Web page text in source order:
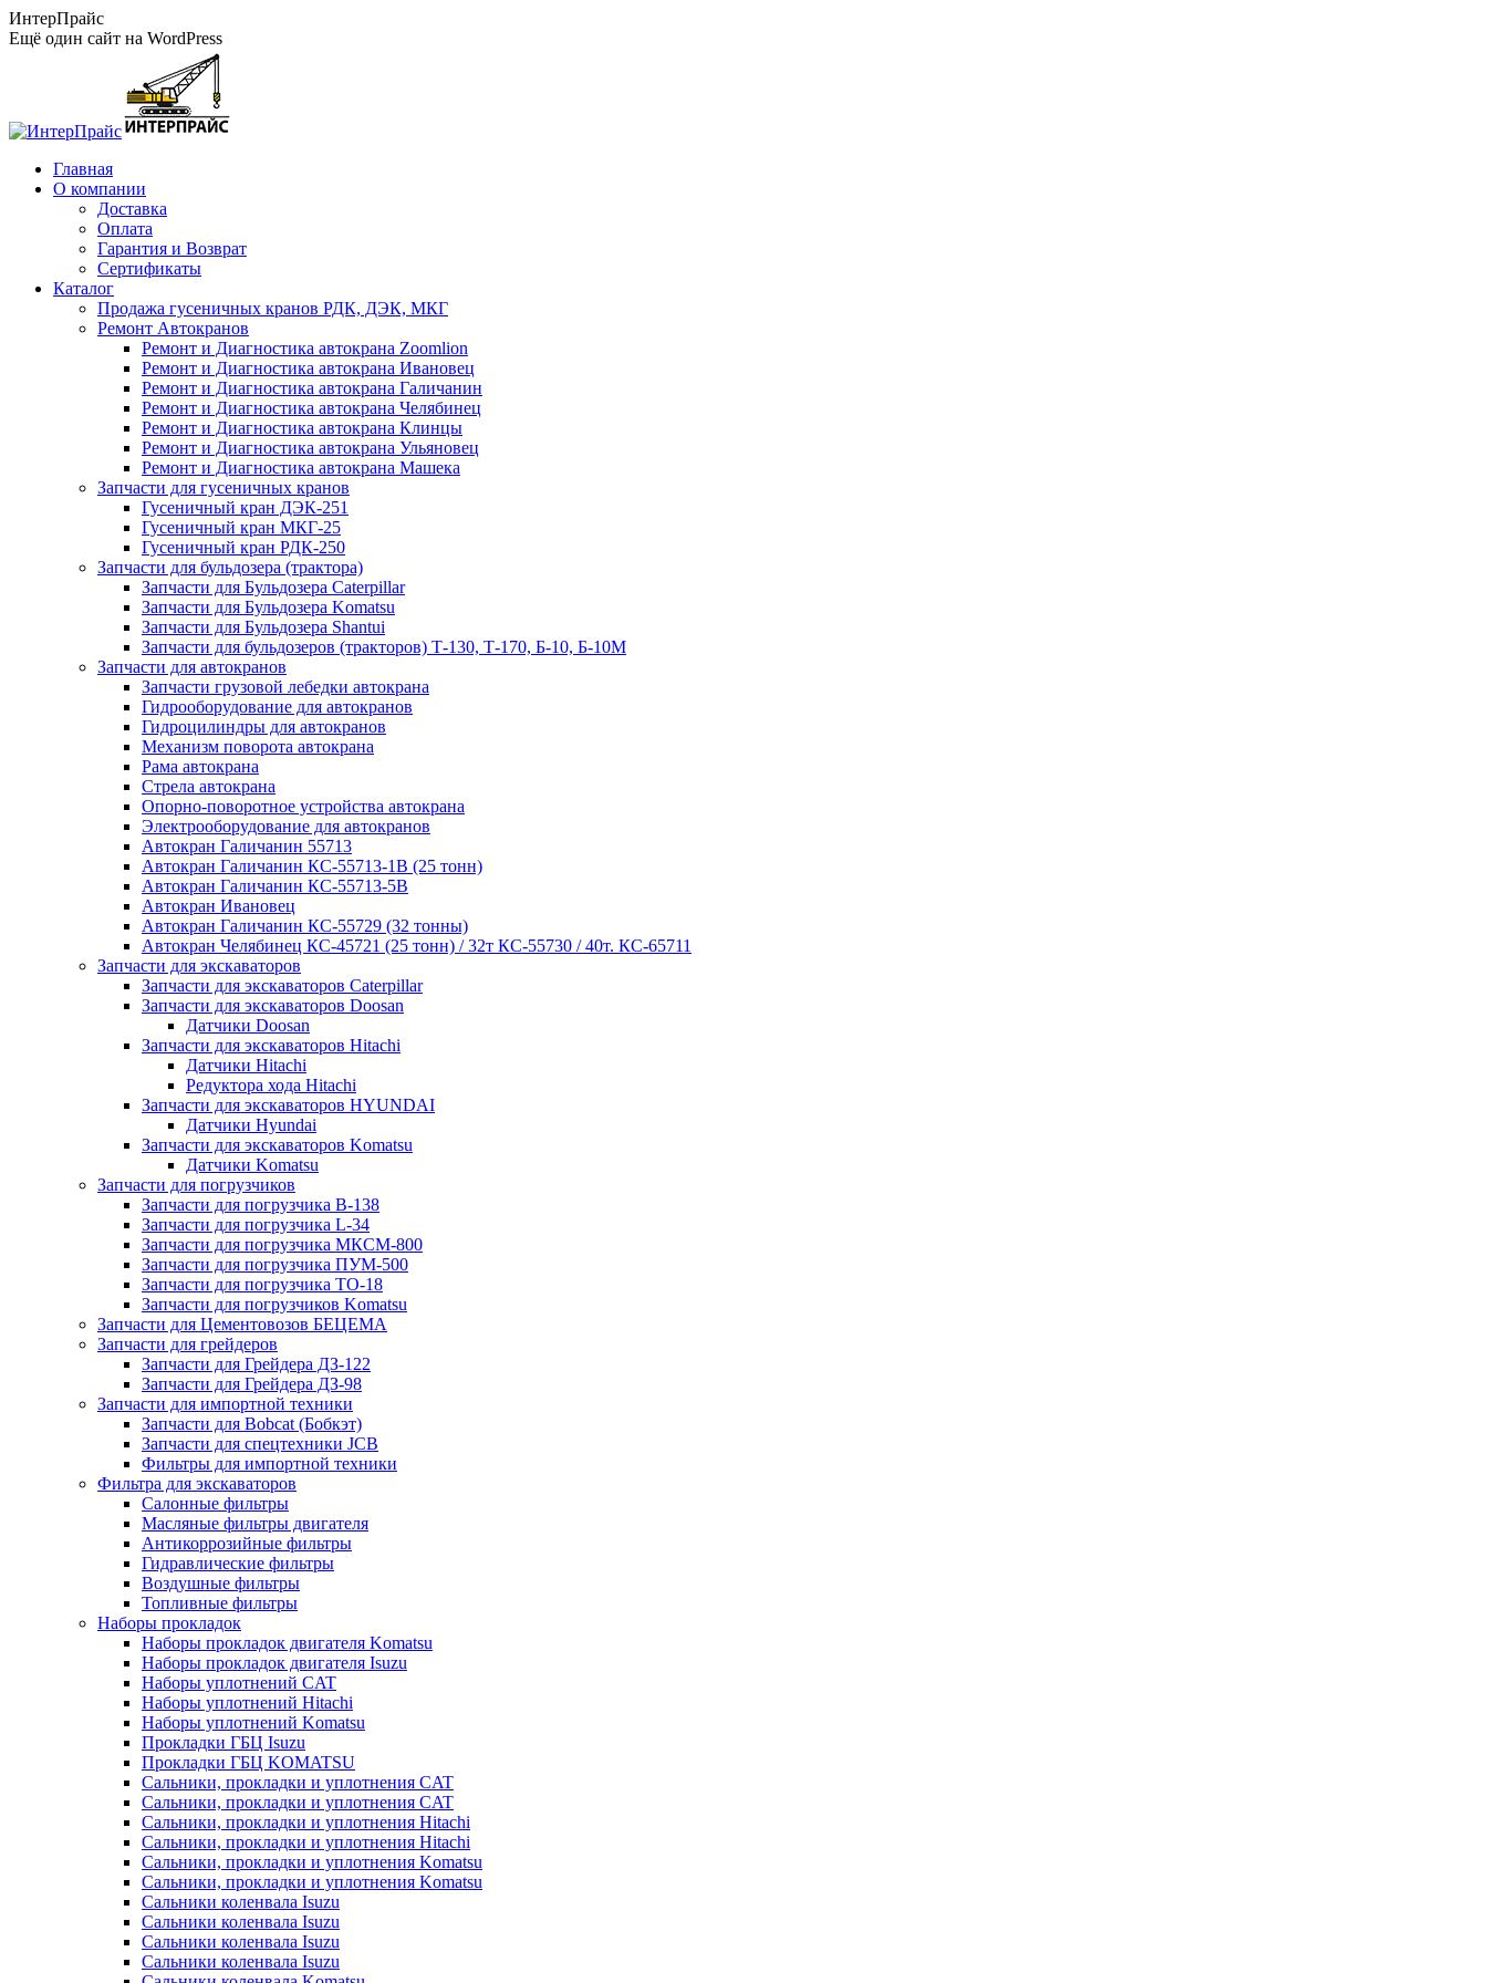
Перейти
к
ИнтерПрайс
Ещё один сайт на WordPress
Главная
О компании
Доставка
Оплата
Гарантия и Возврат
Сертификаты
Каталог
Продажа гусеничных кранов РДК, ДЭК, МКГ
Ремонт Автокранов
Ремонт и Диагностика автокрана Zoomlion
Ремонт и Диагностика автокрана Ивановец
Ремонт и Диагностика автокрана Галичанин
Ремонт и Диагностика автокрана Челябинец
Ремонт и Диагностика автокрана Клинцы
Ремонт и Диагностика автокрана Ульяновец
Ремонт и Диагностика автокрана Машека
Запчасти для гусеничных кранов
Гусеничный кран ДЭК-251
Гусеничный кран МКГ-25
Гусеничный кран РДК-250
Запчасти для бульдозера (трактора)
Запчасти для Бульдозера Caterpillar
Запчасти для Бульдозера Komatsu
Запчасти для Бульдозера Shantui
Запчасти для бульдозеров (тракторов) Т-130, Т-170, Б-10, Б-10М
Запчасти для автокранов
Запчасти грузовой лебедки автокрана
Гидрооборудование для автокранов
Гидроцилиндры для автокранов
Механизм поворота автокрана
Рама автокрана
Стрела автокрана
Опорно-поворотное устройства автокрана
Электрооборудование для автокранов
Автокран Галичанин 55713
Автокран Галичанин КС-55713-1В (25 тонн)
Автокран Галичанин КС-55713-5В
Автокран Ивановец
Автокран Галичанин КС-55729 (32 тонны)
Автокран Челябинец КС-45721 (25 тонн) / 32т КС-55730 / 40т. КС-65711
Запчасти для экскаваторов
Запчасти для экскаваторов Caterpillar
Запчасти для экскаваторов Doosan
Датчики Doosan
Запчасти для экскаваторов Hitachi
Датчики Hitachi
Редуктора хода Hitachi
Запчасти для экскаваторов HYUNDAI
Датчики Hyundai
Запчасти для экскаваторов Komatsu
Датчики Komatsu
Запчасти для погрузчиков
Запчасти для погрузчика B-138
Запчасти для погрузчика L-34
Запчасти для погрузчика МКСМ-800
Запчасти для погрузчика ПУМ-500
Запчасти для погрузчика ТО-18
Запчасти для погрузчиков Komatsu
Запчасти для Цементовозов БЕЦЕМА
Запчасти для грейдеров
Запчасти для Грейдера ДЗ-122
Запчасти для Грейдера ДЗ-98
Запчасти для импортной техники
Запчасти для Bobcat (Бобкэт)
Запчасти для спецтехники JCB
Фильтры для импортной техники
Фильтра для экскаваторов
Салонные фильтры
Масляные фильтры двигателя
Антикоррозийные фильтры
Гидравлические фильтры
Воздушные фильтры
Топливные фильтры
Наборы прокладок
Наборы прокладок двигателя Komatsu
Наборы прокладок двигателя Isuzu
Наборы уплотнений CAT
Наборы уплотнений Hitachi
Наборы уплотнений Komatsu
Прокладки ГБЦ Isuzu
Прокладки ГБЦ KOMATSU
Сальники, прокладки и уплотнения CAT
Сальники, прокладки и уплотнения CAT
Сальники, прокладки и уплотнения Hitachi
Сальники, прокладки и уплотнения Hitachi
Сальники, прокладки и уплотнения Komatsu
Сальники, прокладки и уплотнения Komatsu
Сальники коленвала Isuzu
Сальники коленвала Isuzu
Сальники коленвала Isuzu
Сальники коленвала Isuzu